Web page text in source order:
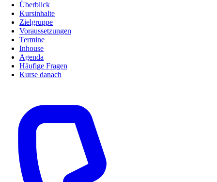
Überblick
Kursinhalte
Zielgruppe
Voraussetzungen
Termine
Inhouse
Agenda
Häufige Fragen
Kurse danach